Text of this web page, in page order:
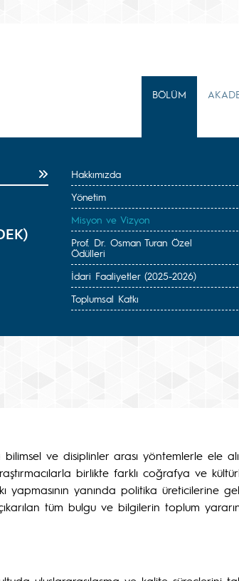
BÖLÜM
Hakkımızda
Yönetim
Misyon ve Vizyon
Prof. Dr. Osman Turan Özel
Ödülleri
İdari Faaliyetler (2025-2026)
Toplumsal Katkı
ve disiplinler arası yöntemlerle ele
birlikte farklı coğrafya ve
yanında politika üreticilerine
tüm bulgu ve bilgilerin toplum